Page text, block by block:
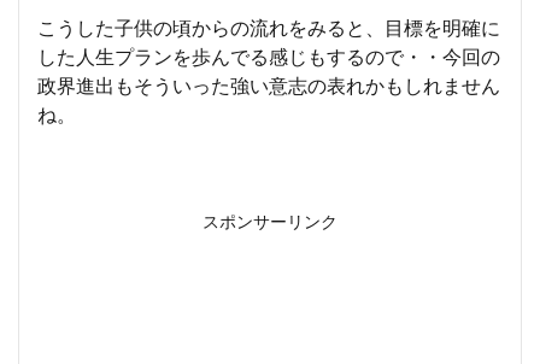
こうした子供の頃からの流れをみると、目標を明確に
した人生プランを歩んでる感じもするので・・今回の
政界進出もそういった強い意志の表れかもしれません
ね。
スポンサーリンク